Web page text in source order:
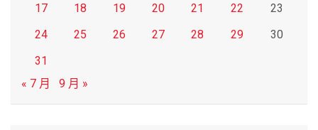
17
18 19 20 21 22
23
24
25 26 27 28 29
30
31
« 7 月
9 月 »